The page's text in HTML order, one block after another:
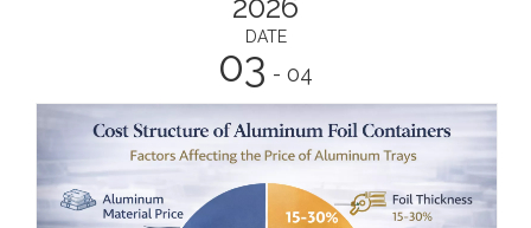
2026
DATE
03 - 04